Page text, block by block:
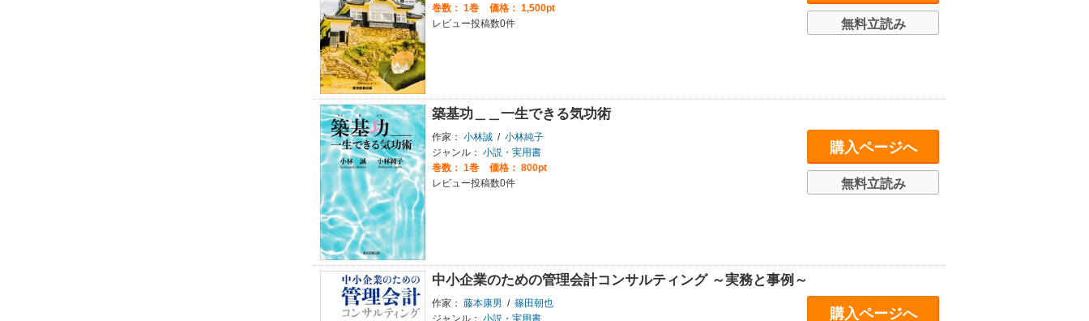
巻数： 1巻
価格： 1,500pt
レビュー投稿数0件
無料立読み
築基功＿＿一生できる気功術
作家： 小林誠 / 小林純子
ジャンル： 小説・実用書
巻数： 1巻
価格： 800pt
レビュー投稿数0件
購入ページへ
無料立読み
中小企業のための管理会計コンサルティング ～実務と事例～
作家： 藤本康男 / 篠田朝也
購入ページへ